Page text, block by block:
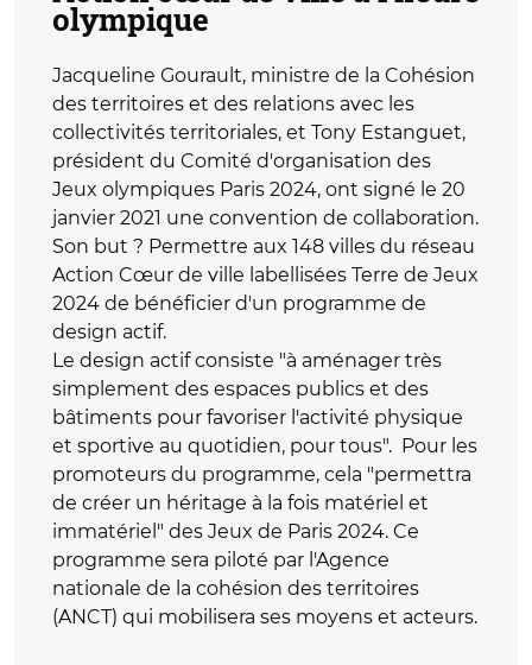
olympique
Jacqueline Gourault, ministre de la Cohésion
des territoires et des relations avec les
collectivités territoriales, et Tony Estanguet,
président du Comité d'organisation des
Jeux olympiques Paris 2024, ont signé le 20
janvier 2021 une convention de collaboration.
Son but ? Permettre aux 148 villes du réseau
Action Cœur de ville labellisées Terre de Jeux
2024 de bénéficier d'un programme de
design actif.
Le design actif consiste "à aménager très
simplement des espaces publics et des
bâtiments pour favoriser l'activité physique
et sportive au quotidien, pour tous". Pour les
promoteurs du programme, cela "permettra
de créer un héritage à la fois matériel et
immatériel" des Jeux de Paris 2024. Ce
programme sera piloté par l'Agence
nationale de la cohésion des territoires
(ANCT) qui mobilisera ses moyens et acteurs.